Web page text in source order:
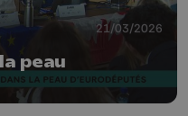
21/03/2026
peau